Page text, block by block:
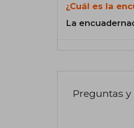
¿Cuál es la
La
Preguntas